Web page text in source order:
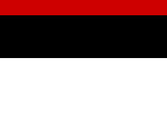
| GUADALAJARA 1510 AM | LA PAZ